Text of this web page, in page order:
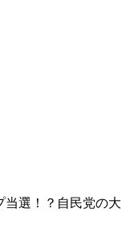
当選！？自民党の大